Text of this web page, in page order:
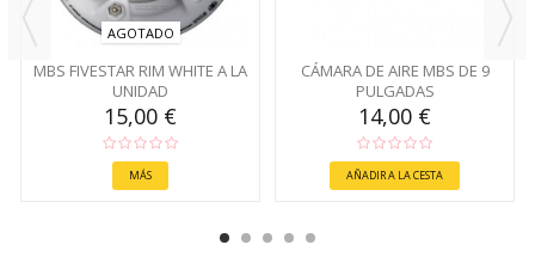
AGOTADO
MBS FIVESTAR RIM WHITE A LA
UNIDAD
15,00 €
MÁS
CÁMARA DE AIRE MBS DE 9
PULGADAS
14,00 €
AÑADIR A LA CESTA